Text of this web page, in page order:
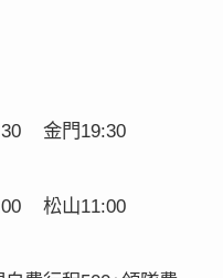
金門19:30
松山11:00